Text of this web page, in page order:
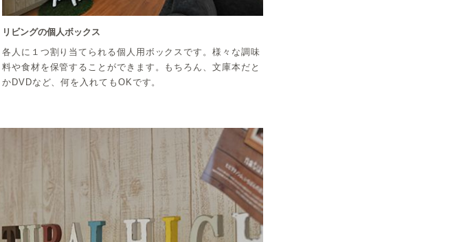
リビングの個人ボックス
各人に１つ割り当てられる個人用ボックスです。様々な調味
料や食材を保管することができます。もちろん、文庫本だと
かDVDなど、何を入れてもOKです。